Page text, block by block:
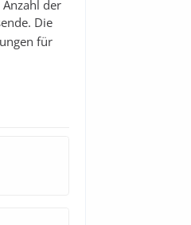
der
Die
für